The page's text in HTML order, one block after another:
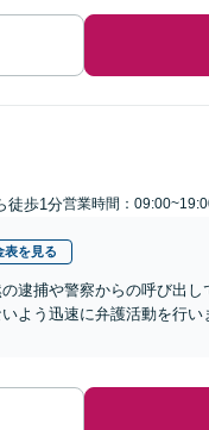
徒歩1分営業時間：
表を見る
の逮捕や警察からの呼び出
よう迅速に弁護活動を行